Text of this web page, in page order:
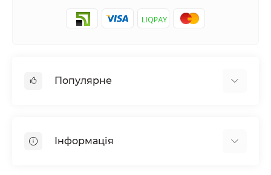
Популярне
Парафінотерапія
Інформація